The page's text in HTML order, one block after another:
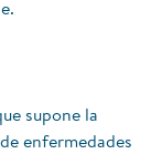
supone la
enfermedades